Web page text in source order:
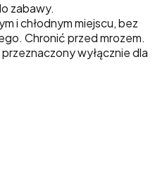
zabawy.
i chłodnym miejscu, bez
Chronić przed mrozem.
wyłącznie dla